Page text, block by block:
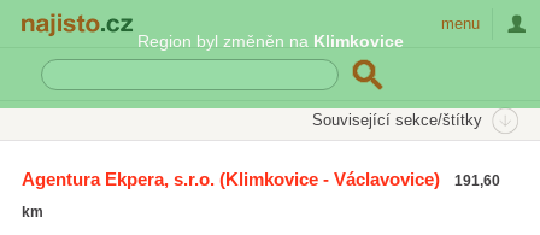
Region byl změněn na Klimkovice
menu
Související sekce/štítky
Brigády a krátkodobé práce
Agentura Ekpera, s.r.o.(Klimkovice - Václavovice)
191,60
km